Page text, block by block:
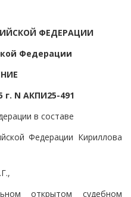
ФЕДЕРАЦИИ
Федерации
г. N АКПИ25-491
в составе
Федерации Кириллова
открытом судебном